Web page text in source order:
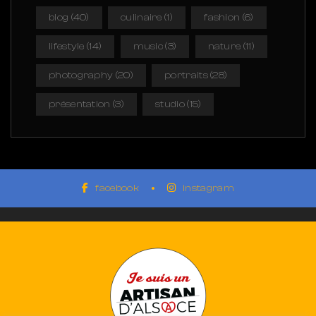
blog (40) culinaire (1) fashion (6)
lifestyle (14) music(3) nature (11)
photography (20) portraits(28)
présentation (3) studio(15)
facebook instagram